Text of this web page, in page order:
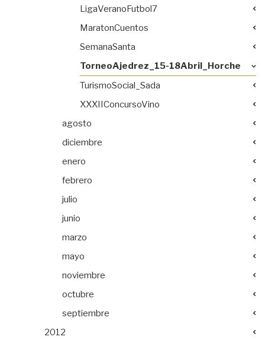
LigaVeranoFutbol7
MaratonCuentos
SemanaSanta
TorneoAjedrez_15-18Abril_Horche
TurismoSocial_Sada
XXXIIConcursoVino
agosto
diciembre
enero
febrero
julio
junio
marzo
mayo
noviembre
octubre
septiembre
2012